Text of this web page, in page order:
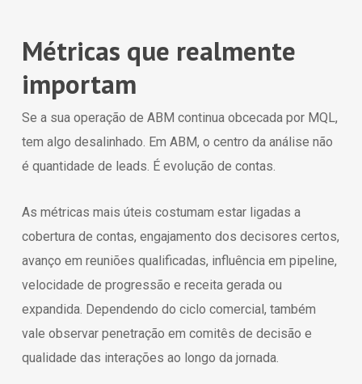
Métricas que realmente
importam
Se a sua operação de ABM continua obcecada por MQL,
tem algo desalinhado. Em ABM, o centro da análise não
é quantidade de leads. É evolução de contas.
As métricas mais úteis costumam estar ligadas a
cobertura de contas, engajamento dos decisores certos,
avanço em reuniões qualificadas, influência em pipeline,
velocidade de progressão e receita gerada ou
expandida. Dependendo do ciclo comercial, também
vale observar penetração em comitês de decisão e
qualidade das interações ao longo da jornada.